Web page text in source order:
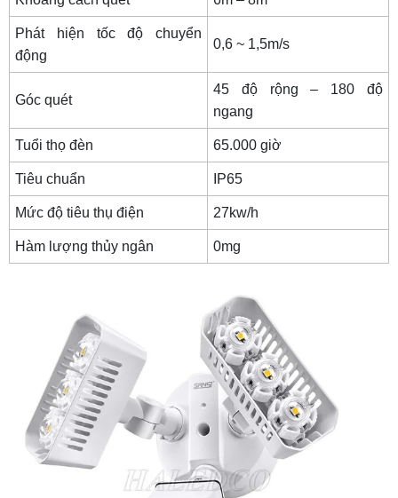
Phát hiện tốc độ chuyển
động
0,6 ~ 1,5m/s
Góc quét
45 độ rộng – 180 độ
ngang
Tuổi thọ đèn 65.000 giờ
Tiêu chuẩn IP65
Mức độ tiêu thụ điện 27kw/h
Hàm lượng thủy ngân 0mg